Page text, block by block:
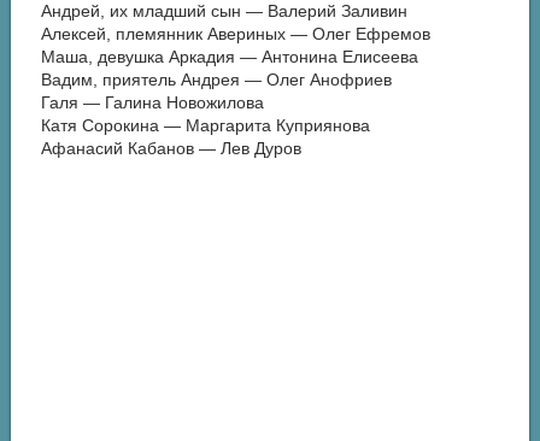
Андрей, их младший сын — Валерий Заливин
Алексей, племянник Авериных — Олег Ефремов
Маша, девушка Аркадия — Антонина Елисеева
Вадим, приятель Андрея — Олег Анофриев
Галя — Галина Новожилова
Катя Сорокина — Маргарита Куприянова
Афанасий Кабанов — Лев Дуров